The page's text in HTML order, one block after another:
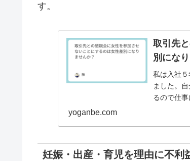
す。
取引先
別にな
私は入社
ました。
るので仕
yoganbe.com
妊娠・出産・育児を理由に不利